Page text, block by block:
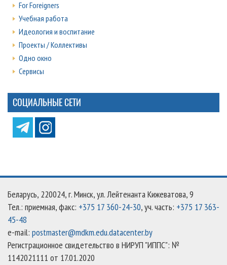
For Foreigners
Учебная работа
Идеология и воспитание
Проекты / Коллективы
Одно окно
Сервисы
СОЦИАЛЬНЫЕ СЕТИ
Беларусь, 220024, г. Минск, ул. Лейтенанта Кижеватова, 9
Тел.: приемная, факс: +375 17 360-24-30, уч. часть: +375 17 363-
45-48
e-mail: postmaster@mdkm.edu.datacenter.by
Регистрационное свидетельство в НИРУП "ИППС": №
1142021111 от 17.01.2020